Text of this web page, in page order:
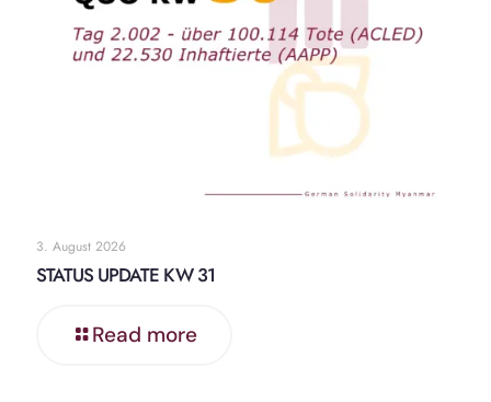
3. August 2026
STATUS UPDATE KW 31
Read more